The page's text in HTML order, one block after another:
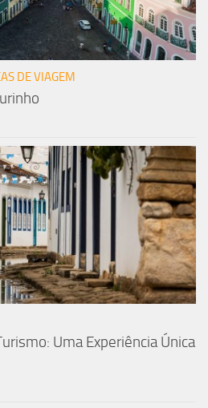
DE VIAGEM
Uma Experiência Única